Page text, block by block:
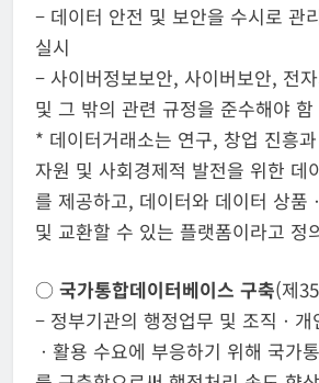
– 데이터 안전 및 보안을 수시로 관
실시
– 사이버정보보안, 사이버보안, 전
및 그 밖의 관련 규정을 준수해야 함
* 데이터거래소는 연구, 창업 진흥
자원 및 사회경제적 발전을 위한 데
를 제공하고, 데이터와 데이터 상품
및 교환할 수 있는 플랫폼이라고 정
○ 국가통합데이터베이스 구축(제
– 정부기관의 행정업무 및 조직ㆍ
ㆍ활용 수요에 부응하기 위해 국가